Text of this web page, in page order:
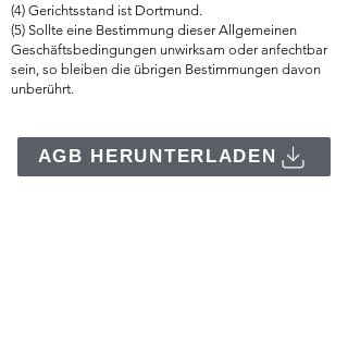
(4) Gerichtsstand ist Dortmund.
(5) Sollte eine Bestimmung dieser Allgemeinen
Geschäftsbedingungen unwirksam oder anfechtbar
sein, so bleiben die übrigen Bestimmungen davon
unberührt.
AGB HERUNTERLADEN